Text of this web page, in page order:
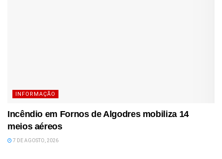
INFORMAÇÃO
Incêndio em Fornos de Algodres mobiliza 14
meios aéreos
7 DE AGOSTO, 2026